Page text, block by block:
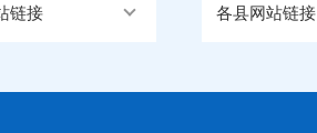
链接 各县网站链接